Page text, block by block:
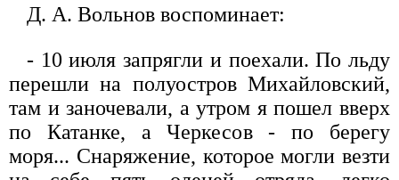
Д. А. Вольнов воспоминает:
- 10 июля запрягли и поехали. По льду
перешли на полуостров Михайловский,
там и заночевали, а утром я пошел вверх
по Катанке, а Черкесов - по берегу
моря... Снаряжение, которое могли везти